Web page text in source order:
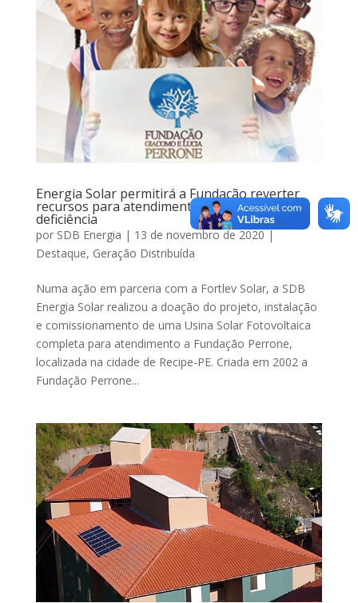
Energia Solar permitirá a Fundação reverter
recursos para atendimento a crianças com
deficiência
por SDB Energia | 13 de novembro de 2020|
Destaque, Geração Distribuída
Numa ação em parceria com a Fortlev Solar, a SDB
Energia Solar realizou a doação do projeto, instalação
e comissionamento de uma Usina Solar Fotovoltaica
completa para atendimento a Fundação Perrone,
localizada na cidade de Recipe-PE. Criada em 2002 a
Fundação Perrone...